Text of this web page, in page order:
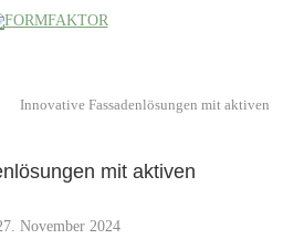
Innovative Fassadenlösungen mit aktiven
mit aktiven
November 2024